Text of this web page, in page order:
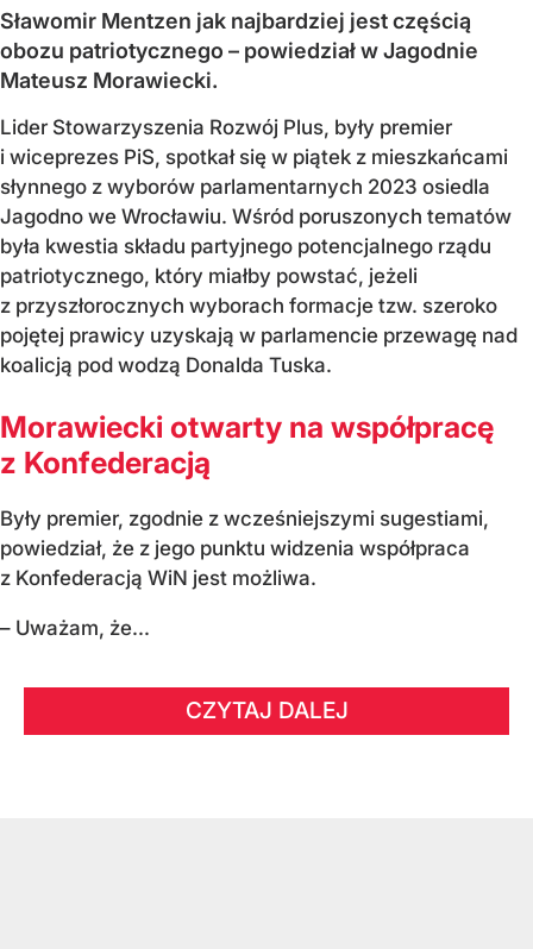
Sławomir Mentzen jak najbardziej jest częścią
obozu patriotycznego – powiedział w Jagodnie
Mateusz Morawiecki.
Lider Stowarzyszenia Rozwój Plus, były premier
i wiceprezes PiS, spotkał się w piątek z mieszkańcami
słynnego z wyborów parlamentarnych 2023 osiedla
Jagodno we Wrocławiu. Wśród poruszonych tematów
była kwestia składu partyjnego potencjalnego rządu
patriotycznego, który miałby powstać, jeżeli
z przyszłorocznych wyborach formacje tzw. szeroko
pojętej prawicy uzyskają w parlamencie przewagę nad
koalicją pod wodzą Donalda Tuska.
Morawiecki otwarty na współpracę
z Konfederacją
Były premier, zgodnie z wcześniejszymi sugestiami,
powiedział, że z jego punktu widzenia współpraca
z Konfederacją WiN jest możliwa.
– Uważam, że...
CZYTAJ DALEJ